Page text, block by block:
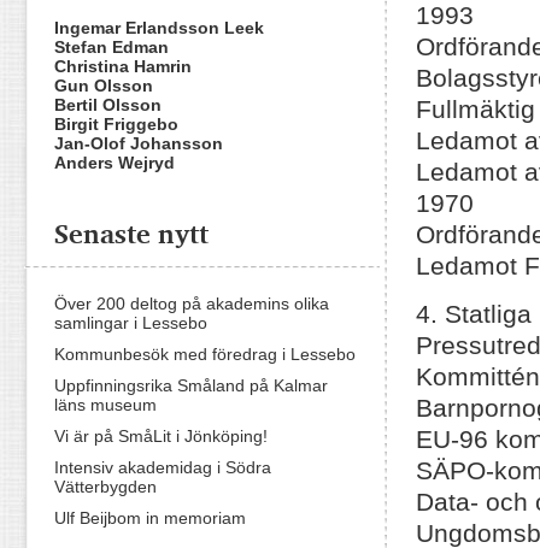
1993
Ledamot
Ledamot
1970
Ledamot
4. Statliga
EU-96
SÄPO-
Data- och
Ingemar Erlandsson Leek
Stefan Edman
Christina Hamrin
Gun Olsson
Bertil Olsson
Birgit Friggebo
Jan-Olof Johansson
Anders Wejryd
Senaste nytt
Över 200 deltog på akademins olika
samlingar i Lessebo
Kommunbesök med föredrag i Lessebo
Uppfinningsrika Småland på Kalmar
läns museum
Vi är på SmåLit i Jönköping!
Intensiv akademidag i Södra
Vätterbygden
Ulf Beijbom in memoriam